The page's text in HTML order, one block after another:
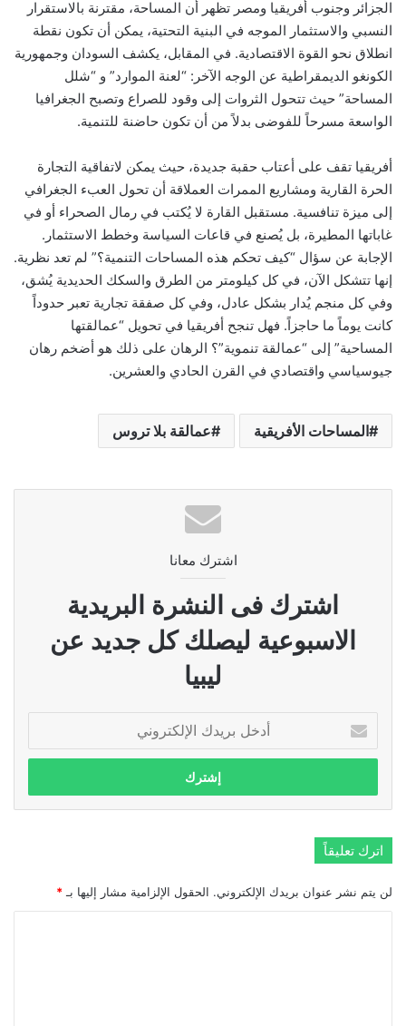
الجزائر وجنوب أفريقيا ومصر تظهر أن المساحة، مقترنة بالاستقرار
النسبي والاستثمار الموجه في البنية التحتية، يمكن أن تكون نقطة
انطلاق نحو القوة الاقتصادية. في المقابل، يكشف السودان وجمهورية
الكونغو الديمقراطية عن الوجه الآخر: “لعنة الموارد” و “شلل
المساحة” حيث تتحول الثروات إلى وقود للصراع وتصبح الجغرافيا
الواسعة مسرحاً للفوضى بدلاً من أن تكون حاضنة للتنمية.
أفريقيا تقف على أعتاب حقبة جديدة، حيث يمكن لاتفاقية التجارة
الحرة القارية ومشاريع الممرات العملاقة أن تحول العبء الجغرافي
إلى ميزة تنافسية. مستقبل القارة لا يُكتب في رمال الصحراء أو في
غاباتها المطيرة، بل يُصنع في قاعات السياسة وخطط الاستثمار.
الإجابة عن سؤال “كيف تحكم هذه المساحات التنمية؟” لم تعد نظرية.
إنها تتشكل الآن، في كل كيلومتر من الطرق والسكك الحديدية يُشق،
وفي كل منجم يُدار بشكل عادل، وفي كل صفقة تجارية تعبر حدوداً
كانت يوماً ما حاجزاً. فهل تنجح أفريقيا في تحويل “عمالقتها
المساحية” إلى “عمالقة تنموية”؟ الرهان على ذلك هو أضخم رهان
جيوسياسي واقتصادي في القرن الحادي والعشرين.
المساحات الأفريقية عمالقة بلا تروس
اشترك معانا
اشترك فى النشرة البريدية
الاسبوعية ليصلك كل جديد عن
ليبيا
بريدك
الإلكتروني
اترك تعليقاً
لن يتم نشر عنوان بريدك الإلكتروني. الحقول الإلزامية مشار إليها بـ *